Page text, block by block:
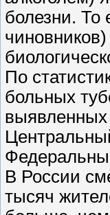
болезни. То
По
больных
выявленных
В России
тысяч